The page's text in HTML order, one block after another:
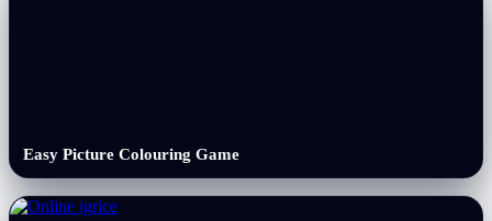
Easy Picture Colouring Game